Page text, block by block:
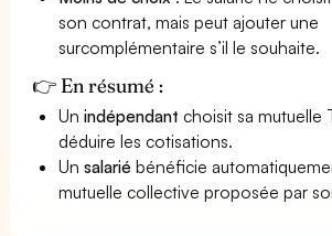
son contrat, mais peut ajouter une
surcomplémentaire s’il le souhaite.
👉 En résumé :
Unindépendant choisit sa mutuelle
déduire les cotisations.
Unsalarié bénéficie
mutuelle collective proposée par